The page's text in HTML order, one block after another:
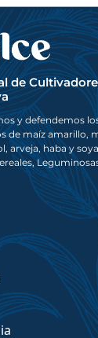
de
y defendemos
de maíz amarillo,
arveja, haba y